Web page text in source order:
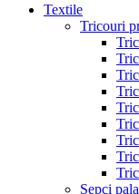
Textile
Tricouri
Sepci